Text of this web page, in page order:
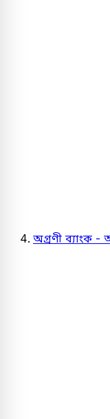
অগ্রণী ব্যাংক